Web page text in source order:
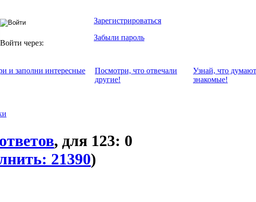
Войти через:
Зарегистрироваться
Забыли пароль
и заполни интересные
Посмотри, что отвeчали
другие!
Узнай, что
знакомые!
, для 123: 0
21390)